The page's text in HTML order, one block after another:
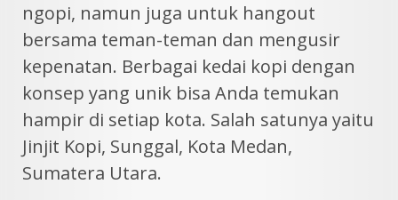
ngopi, namun juga untuk hangout
bersama teman-teman dan mengusir
kepenatan. Berbagai kedai kopi dengan
konsep yang unik bisa Anda temukan
hampir di setiap kota. Salah satunya yaitu
Jinjit Kopi, Sunggal, Kota Medan,
Sumatera Utara.